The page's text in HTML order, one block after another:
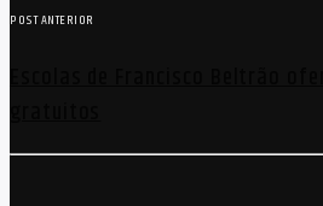
POST ANTERIOR